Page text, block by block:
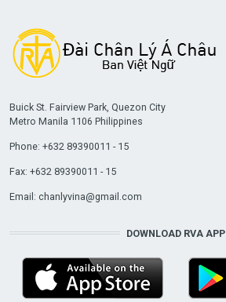
Buick St. Fairview Park, Quezon City
Metro Manila 1106 Philippines
Phone: +632 89390011 - 15
Fax: +632 89390011 - 15
Email: chanlyvina@gmail.com
DOWNLOAD RVA APP